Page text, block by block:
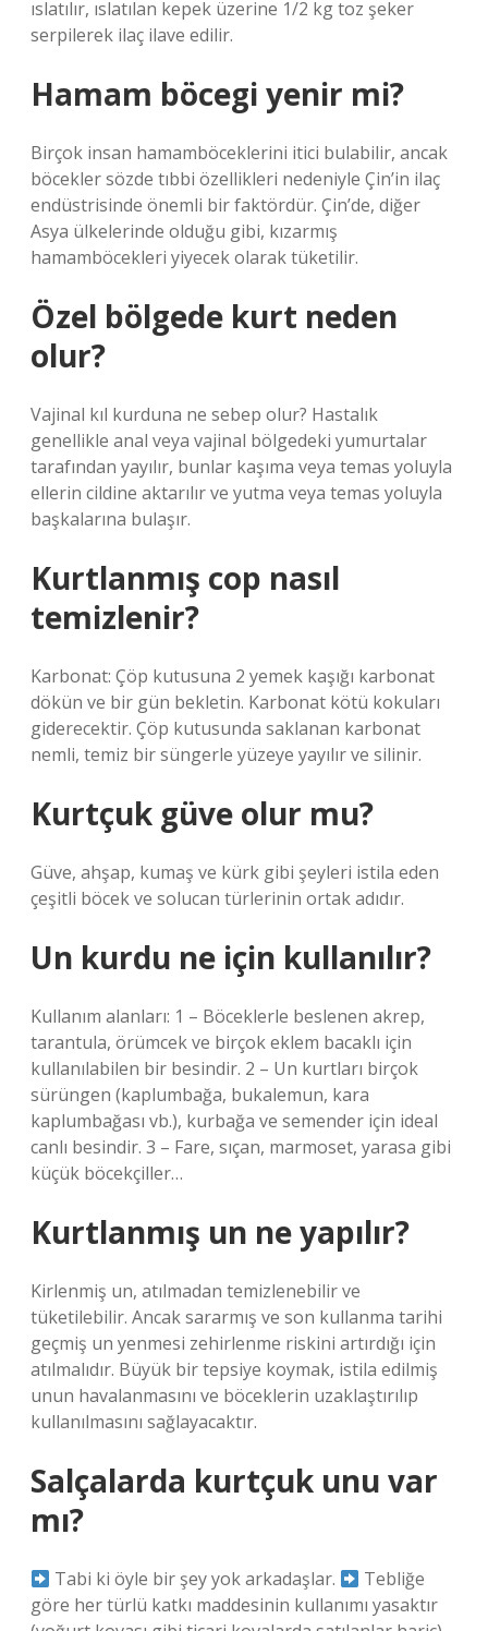
ıslatılır, ıslatılan kepek üzerine 1/2 kg toz şeker
serpilerek ilaç ilave edilir.
Hamam böcegi yenir mi?
Birçok insan hamamböceklerini itici bulabilir, ancak
böcekler sözde tıbbi özellikleri nedeniyle Çin’in ilaç
endüstrisinde önemli bir faktördür. Çin’de, diğer
Asya ülkelerinde olduğu gibi, kızarmış
hamamböcekleri yiyecek olarak tüketilir.
Özel bölgede kurt neden
olur?
Vajinal kıl kurduna ne sebep olur? Hastalık
genellikle anal veya vajinal bölgedeki yumurtalar
tarafından yayılır, bunlar kaşıma veya temas yoluyla
ellerin cildine aktarılır ve yutma veya temas yoluyla
başkalarına bulaşır.
Kurtlanmış cop nasıl
temizlenir?
Karbonat: Çöp kutusuna 2 yemek kaşığı karbonat
dökün ve bir gün bekletin. Karbonat kötü kokuları
giderecektir. Çöp kutusunda saklanan karbonat
nemli, temiz bir süngerle yüzeye yayılır ve silinir.
Kurtçuk güve olur mu?
Güve, ahşap, kumaş ve kürk gibi şeyleri istila eden
çeşitli böcek ve solucan türlerinin ortak adıdır.
Un kurdu ne için kullanılır?
Kullanım alanları: 1 – Böceklerle beslenen akrep,
tarantula, örümcek ve birçok eklem bacaklı için
kullanılabilen bir besindir. 2 – Un kurtları birçok
sürüngen (kaplumbağa, bukalemun, kara
kaplumbağası vb.), kurbağa ve semender için ideal
canlı besindir. 3 – Fare, sıçan, marmoset, yarasa gibi
küçük böcekçiller…
Kurtlanmış un ne yapılır?
Kirlenmiş un, atılmadan temizlenebilir ve
tüketilebilir. Ancak sararmış ve son kullanma tarihi
geçmiş un yenmesi zehirlenme riskini artırdığı için
atılmalıdır. Büyük bir tepsiye koymak, istila edilmiş
unun havalanmasını ve böceklerin uzaklaştırılıp
kullanılmasını sağlayacaktır.
Salçalarda kurtçuk unu var
mı?
Tabi ki öyle bir şey yok arkadaşlar.
Tebliğe
göre her türlü katkı maddesinin kullanımı yasaktır